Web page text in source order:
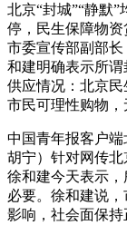
北京“封城”“静默
停，民生保障物资
市委宣传部副部
和建明确表示所
供应情况：北京民
市民可理性购物，
中国青年报客户
胡宁）针对网传
徐和建今天表示
必要。徐和建说
影响，社会面保持